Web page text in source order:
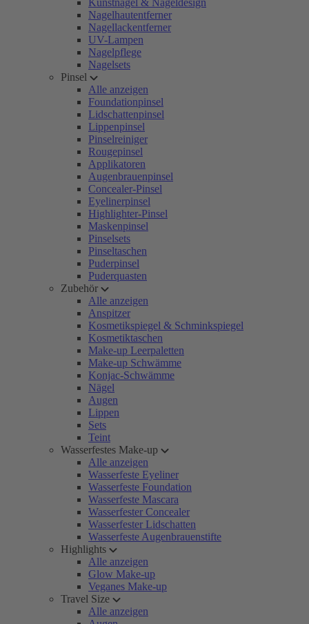
Kunstnägel & Nageldesign
Nagelhautentferner
Nagellackentferner
UV-Lampen
Nagelpflege
Nagelsets
Pinsel
Alle anzeigen
Foundationpinsel
Lidschattenpinsel
Lippenpinsel
Pinselreiniger
Rougepinsel
Applikatoren
Augenbrauenpinsel
Concealer-Pinsel
Eyelinerpinsel
Highlighter-Pinsel
Maskenpinsel
Pinselsets
Pinseltaschen
Puderpinsel
Puderquasten
Zubehör
Alle anzeigen
Anspitzer
Kosmetikspiegel & Schminkspiegel
Kosmetiktaschen
Make-up Leerpaletten
Make-up Schwämme
Konjac-Schwämme
Nägel
Augen
Lippen
Sets
Teint
Wasserfestes Make-up
Alle anzeigen
Wasserfeste Eyeliner
Wasserfeste Foundation
Wasserfeste Mascara
Wasserfester Concealer
Wasserfester Lidschatten
Wasserfeste Augenbrauenstifte
Highlights
Alle anzeigen
Glow Make-up
Veganes Make-up
Travel Size
Alle anzeigen